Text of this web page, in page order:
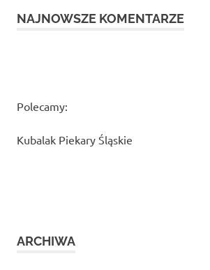
NAJNOWSZE KOMENTARZE
Polecamy:
Kubalak Piekary Śląskie
ARCHIWA